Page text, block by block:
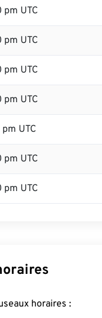
UTC
UTC
UTC
UTC
UTC
UTC
UTC
horaires :